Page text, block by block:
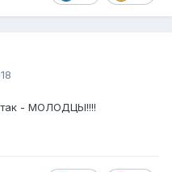
так - МОЛОДЦЫ!!!!